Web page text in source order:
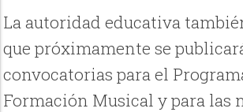
La autoridad educativa
que próximamente se
convocatorias para el
Formación Musical y para las